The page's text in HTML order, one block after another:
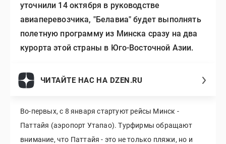
уточнили 14 октября в руководстве
авиаперевозчика, "Белавиа" будет выполнять
полетную программу из Минска сразу на два
курорта этой страны в Юго-Восточной Азии.
ЧИТАЙТЕ НАС НА DZEN.RU
Во-первых, с 8 января стартуют рейсы Минск -
Паттайя (аэропорт Утапао). Турфирмы обращают
внимание, что Паттайя - это не только пляжи, но и